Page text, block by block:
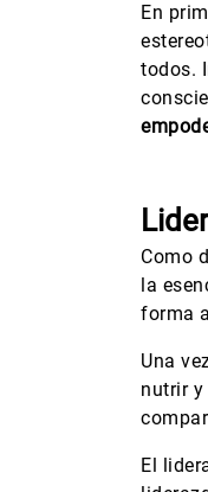
En
todos.
Como
la
forma
Una
nutrir y
El